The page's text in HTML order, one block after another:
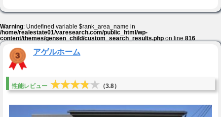
Warning: Undefined variable $rank_area_name in
/home/realestate01/varesearch.com/public_html/wp-
content/themes/gensen_child/custom_search_results.php on line 816
アゲルホーム
性能レビュー ★★★★★
★★★★★ （3.8）